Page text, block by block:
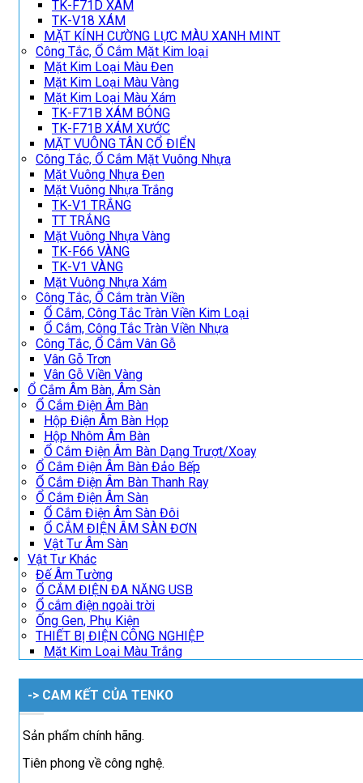
TK-F71D XÁM
TK-V18 XÁM
MẶT KÍNH CƯỜNG LỰC MÀU XANH MINT
Công Tắc, Ổ Cắm Mặt Kim loại
Mặt Kim Loại Màu Đen
Mặt Kim Loại Màu Vàng
Mặt Kim Loại Màu Xám
TK-F71B XÁM BÓNG
TK-F71B XÁM XƯỚC
MẶT VUÔNG TÂN CỔ ĐIỂN
Công Tắc, Ổ Cắm Mặt Vuông Nhựa
Mặt Vuông Nhựa Đen
Mặt Vuông Nhựa Trắng
TK-V1 TRẮNG
TT TRẮNG
Mặt Vuông Nhựa Vàng
TK-F66 VÀNG
TK-V1 VÀNG
Mặt Vuông Nhựa Xám
Công Tắc, Ổ Cắm tràn Viền
Ổ Cắm, Công Tắc Tràn Viền Kim Loại
Ổ Cắm, Công Tắc Tràn Viền Nhựa
Công Tắc, Ổ Cắm Vân Gỗ
Vân Gỗ Trơn
Vân Gỗ Viền Vàng
Ổ Cắm Âm Bàn, Âm Sàn
Ổ Cắm Điện Âm Bàn
Hộp Điện Âm Bàn Họp
Hộp Nhôm Âm Bàn
Ổ Cắm Điện Âm Bàn Dạng Trượt/Xoay
Ổ Cắm Điện Âm Bàn Đảo Bếp
Ổ Cắm Điện Âm Bàn Thanh Ray
Ổ Cắm Điện Âm Sàn
Ổ Cắm Điện Âm Sàn Đôi
Ổ CẮM ĐIỆN ÂM SÀN ĐƠN
Vật Tư Âm Sàn
Vật Tư Khác
Đế Âm Tường
Ổ CẮM ĐIỆN ĐA NĂNG USB
Ổ cắm điện ngoài trời
Ống Gen, Phụ Kiện
THIẾT BỊ ĐIỆN CÔNG NGHIỆP
Mặt Kim Loại Màu Trắng
-> CAM KẾT CỦA TENKO
Sản phẩm chính hãng.
Tiên phong về công nghệ.